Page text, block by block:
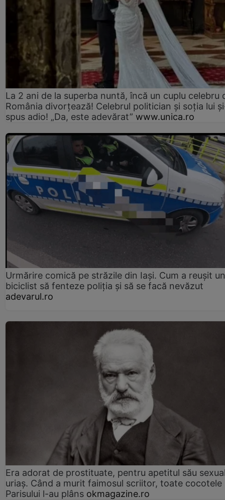
La 2 ani de la superba nuntă, încă un cuplu celebru
România divorțează! Celebrul politician și soția lui
spus adio! „Da, este adevărat” www.unica.ro
Urmărire comică pe străzile din Iași. Cum a reușit un
biciclist să fenteze poliția și să se facă nevăzut
adevarul.ro
Era adorat de prostituate, pentru apetitul său
uriaș. Când a murit faimosul scriitor, toate cocotele
Parisului l-au plâns okmagazine.ro